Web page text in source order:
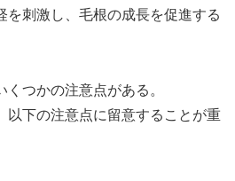
を刺激し、毛根の成長を促進する
つかの注意点がある。
以下の注意点に留意することが重